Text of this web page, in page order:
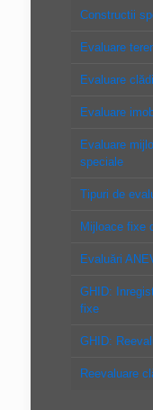
Constructii
Evaluare
Evaluare
Evaluare
Evaluare
speciale
Tipuri de
Mijloace fixe
Evaluări
GHID:
fixe
GHID:
Reevaluare